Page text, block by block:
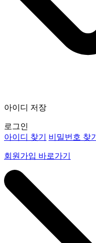
아이디 저장
로그인
아이디 찾기
비밀번호 찾기
회원가입 바로가기